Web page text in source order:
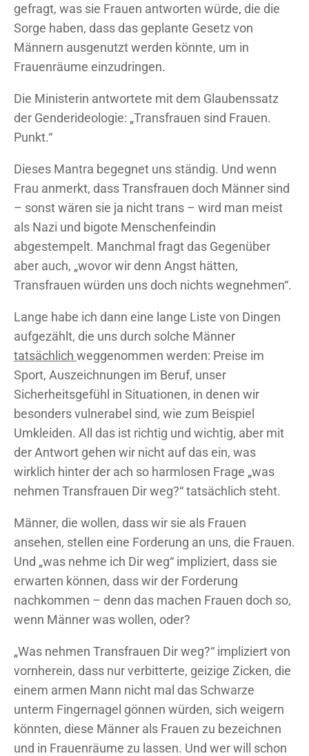
gefragt, was sie Frauen antworten würde, die die
Sorge haben, dass das geplante Gesetz von
Männern ausgenutzt werden könnte, um in
Frauenräume einzudringen.
Die Ministerin antwortete mit dem Glaubenssatz
der Genderideologie: „Transfrauen sind Frauen.
Punkt.“
Dieses Mantra begegnet uns ständig. Und wenn
Frau anmerkt, dass Transfrauen doch Männer sind
– sonst wären sie ja nicht trans – wird man meist
als Nazi und bigote Menschenfeindin
abgestempelt. Manchmal fragt das Gegenüber
aber auch, „wovor wir denn Angst hätten,
Transfrauen würden uns doch nichts wegnehmen“.
Lange habe ich dann eine lange Liste von Dingen
aufgezählt, die uns durch solche Männer
tatsächlich weggenommen werden: Preise im
Sport, Auszeichnungen im Beruf, unser
Sicherheitsgefühl in Situationen, in denen wir
besonders vulnerabel sind, wie zum Beispiel
Umkleiden. All das ist richtig und wichtig, aber mit
der Antwort gehen wir nicht auf das ein, was
wirklich hinter der ach so harmlosen Frage „was
nehmen Transfrauen Dir weg?“ tatsächlich steht.
Männer, die wollen, dass wir sie als Frauen
ansehen, stellen eine Forderung an uns, die Frauen.
Und „was nehme ich Dir weg“ impliziert, dass sie
erwarten können, dass wir der Forderung
nachkommen – denn das machen Frauen doch so,
wenn Männer was wollen, oder?
„Was nehmen Transfrauen Dir weg?“ impliziert von
vornherein, dass nur verbitterte, geizige Zicken, die
einem armen Mann nicht mal das Schwarze
unterm Fingernagel gönnen würden, sich weigern
könnten, diese Männer als Frauen zu bezeichnen
und in Frauenräume zu lassen. Und wer will schon